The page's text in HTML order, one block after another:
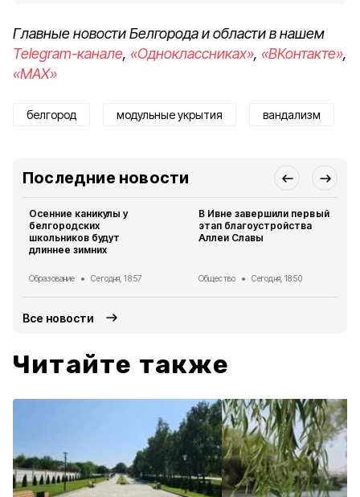
Главные новости Белгорода и области в нашем
Telegram-канале, «Одноклассниках», «ВКонтакте»,
«MAX»
белгород модульные укрытия вандализм
Последние новости
Осенние каникулы у
белгородских
школьников будут
длиннее зимних
Образование Сегодня, 18:57
В Ивне завершили первый
этап благоустройства
Аллеи Славы
Общество Сегодня, 18:50
Все новости
Читайте также